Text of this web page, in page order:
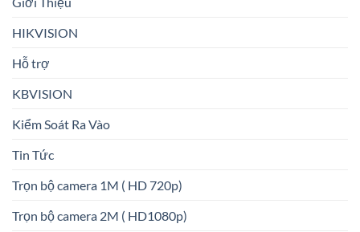
HIKVISION
Hỗ trợ
KBVISION
Kiểm Soát Ra Vào
Tin Tức
Trọn bộ camera 1M ( HD 720p)
Trọn bộ camera 2M ( HD1080p)